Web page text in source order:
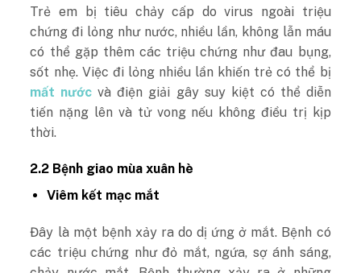
Trẻ em bị tiêu chảy cấp do virus ngoài triệu
chứng đi lỏng như nước, nhiều lần, không lẫn máu
có thể gặp thêm các triệu chứng như đau bụng,
sốt nhẹ. Việc đi lỏng nhiều lần khiến trẻ có thể bị
mất nước và điện giải gây suy kiệt có thể diễn
tiến nặng lên và tử vong nếu không điều trị kịp
thời.
2.2 Bệnh giao mùa xuân hè
Viêm kết mạc mắt
Đây là một bệnh xảy ra do dị ứng ở mắt. Bệnh có
các triệu chứng như đỏ mắt, ngứa, sợ ánh sáng,